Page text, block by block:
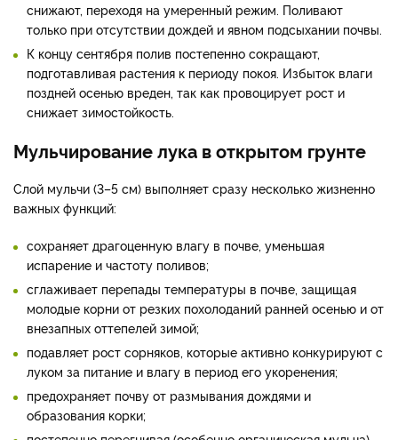
снижают, переходя на умеренный режим. Поливают
только при отсутствии дождей и явном подсыхании почвы.
К концу сентября полив постепенно сокращают,
подготавливая растения к периоду покоя. Избыток влаги
поздней осенью вреден, так как провоцирует рост и
снижает зимостойкость.
Мульчирование лука в открытом грунте
Слой мульчи (3–5 см) выполняет сразу несколько жизненно
важных функций:
сохраняет драгоценную влагу в почве, уменьшая
испарение и частоту поливов;
сглаживает перепады температуры в почве, защищая
молодые корни от резких похолоданий ранней осенью и от
внезапных оттепелей зимой;
подавляет рост сорняков, которые активно конкурируют с
луком за питание и влагу в период его укоренения;
предохраняет почву от размывания дождями и
образования корки;